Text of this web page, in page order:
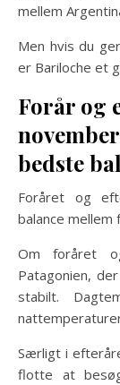
mellem
Men hvis du
er Bariloche et
Forår og
bedste
Foråret og
balance mellem
Om foråret
Patagonien,
stabilt.
Særligt i
flotte at